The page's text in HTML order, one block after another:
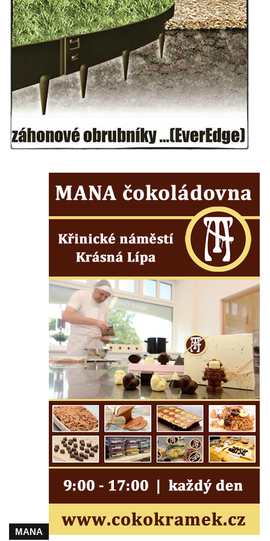
Frýdlantu
Bývalý špitál čp. 176 ve Frýdlantu
Dům ev.č. 89 v Benešově ulici ve Sloupu v
Dům čp. 79 v Mlýnské ulici ve Sloupu v
Čechách
Čechách
Čechách
Dům čp. 102 v Potoční ulici ve Sloupu v
Čechách
Dům čp. 181 v Mikovcově ulici ve Sloupu v
Čechách
Dům čp. 167 v ulici Pod Hradem ve Sloupu
v Čechách
Dům čp. 149 v Alšově ulici v Novém Boru
Dům čp. 172 v Palackého ulici v Novém
Boru
Dům čp. 170 na Palackého náměstí v
Novém Boru
Dům čp. 183 na Palackého náměstí v
Novém Boru
Dům čp. 184 na Palackého náměstí v
Novém Boru
Dům čp. 215 v ulici Bratří Čapků v Novém
Boru
Dům čp. 211 v Tkalcovské ulici v Novém
Boru
MANA